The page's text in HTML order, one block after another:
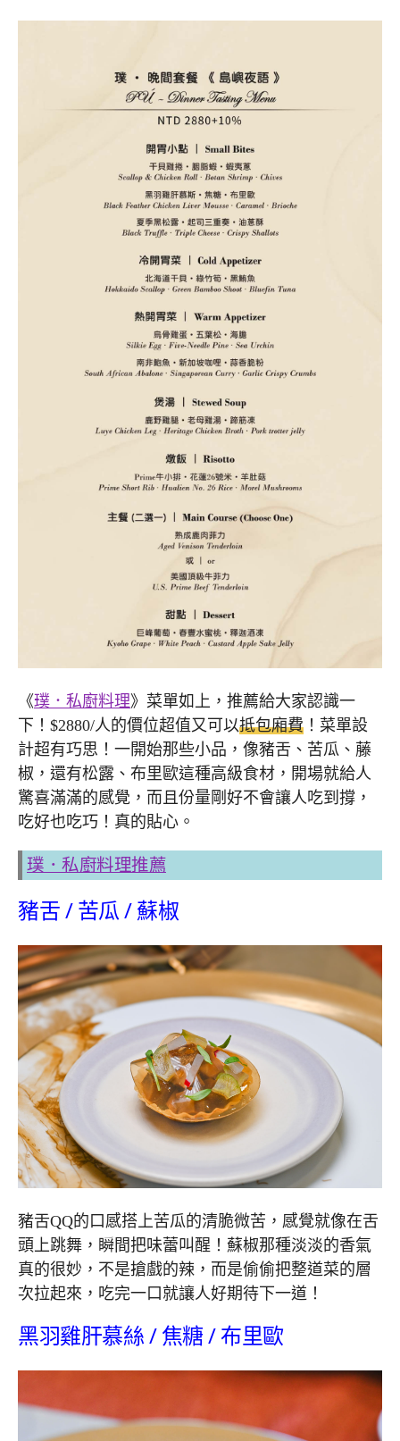
《璞．私廚料理》菜單如上，推薦給大家認識一
下！$2880/人的價位超值又可以抵包廂費 ！菜單設
計超有巧思！一開始那些小品，像豬舌、苦瓜、藤
椒，還有松露、布里歐這種高級食材，開場就給人
驚喜滿滿的感覺，而且份量剛好不會讓人吃到撐，
吃好也吃巧！真的貼心。
璞．私廚料理推薦
豬舌 / 苦瓜 / 蘇椒
豬舌QQ的口感搭上苦瓜的清脆微苦，感覺就像在舌
頭上跳舞，瞬間把味蕾叫醒！蘇椒那種淡淡的香氣
真的很妙，不是搶戲的辣，而是偷偷把整道菜的層
次拉起來，吃完一口就讓人好期待下一道！
黑羽雞肝慕絲 / 焦糖 / 布里歐